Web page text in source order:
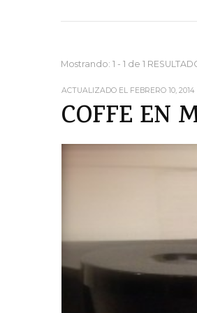
Mostrando: 1 - 1 de 1
ACTUALIZADO EL FEBRERO 10, 2014
COFFE EN